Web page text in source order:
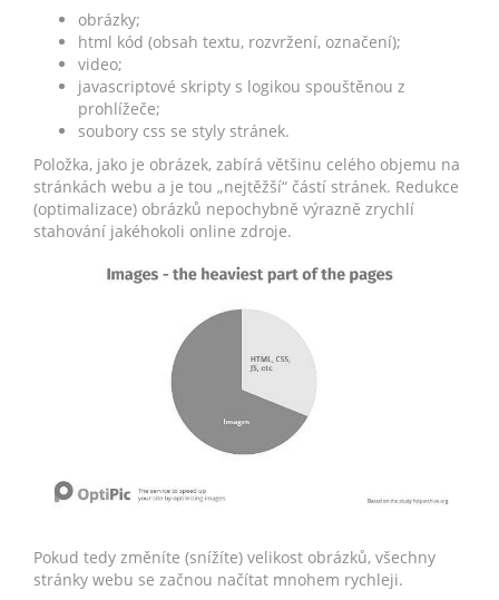
obrázky;
html kód (obsah textu, rozvržení, označení);
video;
javascriptové skripty s logikou spouštěnou z
prohlížeče;
soubory css se styly stránek.
Položka, jako je obrázek, zabírá většinu celého objemu na
stránkách webu a je tou „nejtěžší“ částí stránek. Redukce
(optimalizace) obrázků nepochybně výrazně zrychlí
stahování jakéhokoli online zdroje.
Pokud tedy změníte (snížíte) velikost obrázků, všechny
stránky webu se začnou načítat mnohem rychleji.